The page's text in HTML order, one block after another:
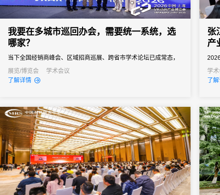
我要在多城市巡回办会，需要统一系统，选
哪家？
当下全国经销商峰会、区域招商巡展、跨省市学术论坛已成常态，
北上广深、武汉、成都等城市轮番办展。很多企业找不到合适巡回
办会系统，分开采购多款工具，各城页面单独搭建流程繁琐、系统
不统一，...
展览/博览会
学术会议
了解详情
张
产
海
首
影响
学
了